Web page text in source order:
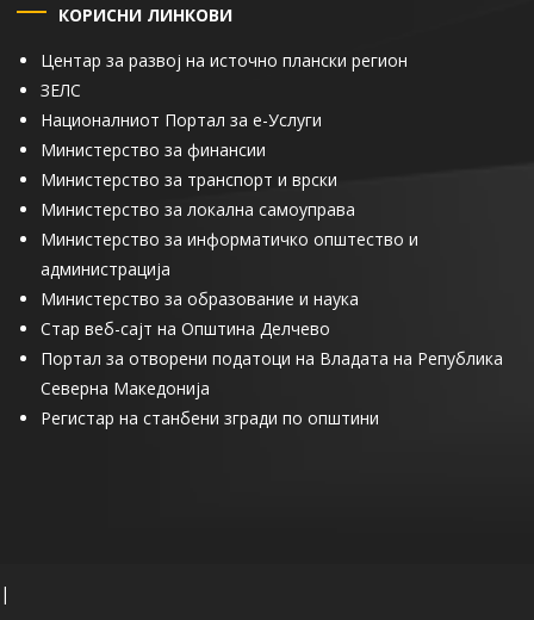
КОРИСНИ ЛИНКОВИ
Центар за развој на источно плански регион
ЗЕЛС
Националниот Портал за е-Услуги
Министерство за финансии
Министерство за транспорт и врски
Министерство за локална самоуправа
Министерство за информатичко општество и
администрација
Министерство за образование и наука
Стар веб-сајт на Општина Делчево
Портал за отворени податоци на Владата на Република
Северна Македонија
Регистар на станбени згради по општини
|